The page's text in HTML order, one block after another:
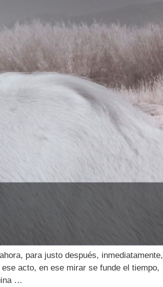
para justo después, inmediatamente,
acto, en ese mirar se funde el tiempo,
…